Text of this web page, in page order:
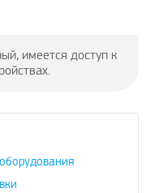
идея и
имеется доступ к